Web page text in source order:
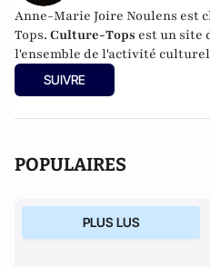
Anne-Marie Joire Noulens est
Tops. Culture-Tops est un site
l'ensemble de l'activité
opéras, ballets, spectacles
etc.). Culture-Tops a été créé
SUIVRE
POPULAIRES
PLUS LUS